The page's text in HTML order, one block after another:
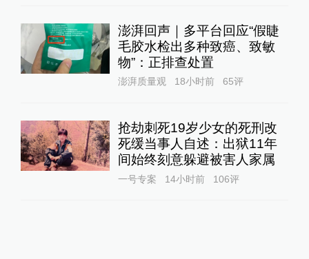
澎湃回声｜多平台回应“假睫
毛胶水检出多种致癌、致敏
物”：正排查处置
澎湃质量观 18小时前 65评
抢劫刺死19岁少女的死刑改
死缓当事人自述：出狱11年
间始终刻意躲避被害人家属
一号专案 14小时前 106评